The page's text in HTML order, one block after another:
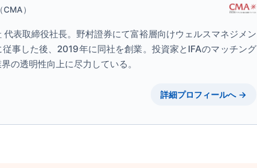
）
代表取締役社長。野村證券にて富裕層向けウェルスマネジメン
従事した後、2019年に同社を創業。投資家とIFAのマッチング
の透明性向上に尽力している。
詳細プロフィールへ →